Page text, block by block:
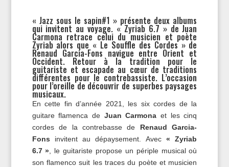
« Jazz sous le sapin#1 » présente deux albums
qui invitent au voyage. « Zyriab 6.7 » de Juan
Carmona retrace celui du musicien et poète
Zyriab alors que « Le Souffle des Cordes » de
Renaud Garcia-Fons navigue entre Orient et
Occident. Retour à la tradition pour le
guitariste et escapade au cœur de traditions
différentes pour le contrebassiste. L’occasion
pour l’oreille de découvrir de superbes paysages
musicaux.
En cette fin d’année 2021, les six cordes de la
guitare flamenca de Juan Carmona et les cinq
cordes de la contrebasse de Renaud Garcia-
Fons invitent au dépaysement. Avec« Zyriab
6.7 » , le guitariste propose un périple musical où
son flamenco suit les traces du poète et musicien